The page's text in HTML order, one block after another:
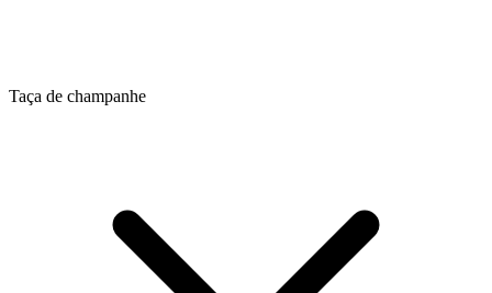
Taça de champanhe